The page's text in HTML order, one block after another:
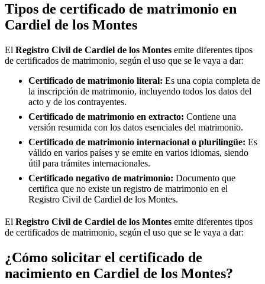
Tipos de certificado de matrimonio en
Cardiel de los Montes
El Registro Civil de Cardiel de los Montes emite diferentes tipos
de certificados de matrimonio, según el uso que se le vaya a dar:
Certificado de matrimonio literal: Es una copia completa de
la inscripción de matrimonio, incluyendo todos los datos del
acto y de los contrayentes.
Certificado de matrimonio en extracto: Contiene una
versión resumida con los datos esenciales del matrimonio.
Certificado de matrimonio internacional o plurilingüe: Es
válido en varios países y se emite en varios idiomas, siendo
útil para trámites internacionales.
Certificado negativo de matrimonio: Documento que
certifica que no existe un registro de matrimonio en el
Registro Civil de Cardiel de los Montes.
El Registro Civil de Cardiel de los Montes emite diferentes tipos
de certificados de matrimonio, según el uso que se le vaya a dar:
¿Cómo solicitar el certificado de
nacimiento en Cardiel de los Montes?